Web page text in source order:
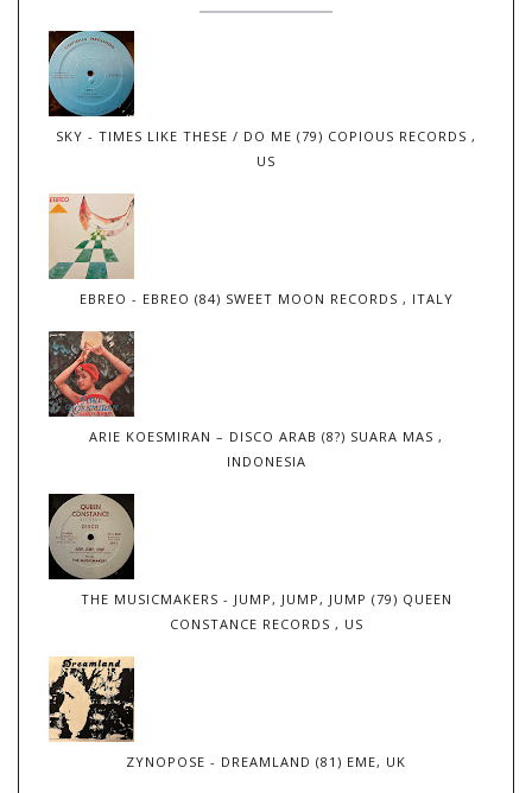
SKY - TIMES LIKE THESE / DO ME (79) COPIOUS RECORDS ,
US
EBREO - EBREO (84) SWEET MOON RECORDS , ITALY
ARIE KOESMIRAN – DISCO ARAB (8?) SUARA MAS ,
INDONESIA
THE MUSICMAKERS - JUMP, JUMP, JUMP (79) QUEEN
CONSTANCE RECORDS , US
ZYNOPOSE - DREAMLAND (81) EME, UK